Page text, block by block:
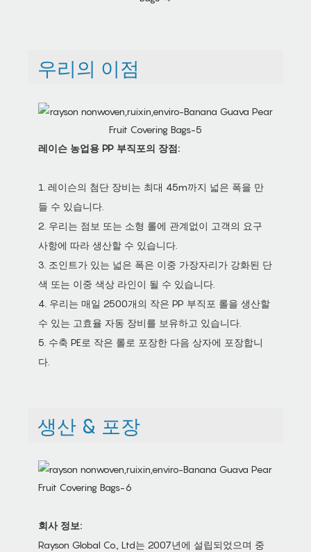
우리의 이점
레이슨 농업용 PP 부직포의 장점:
1. 레이슨의 첨단 장비는 최대 45m까지 넓은 폭을 만
들 수 있습니다.
2. 우리는 점보 또는 소형 롤에 관계없이 고객의 요구
사항에 따라 생산할 수 있습니다.
3. 조인트가 있는 넓은 폭은 이중 가장자리가 강화된 단
색 또는 이중 색상 라인이 될 수 있습니다.
4. 우리는 매일 2500개의 작은 PP 부직포 롤을 생산할
수 있는 고효율 자동 장비를 보유하고 있습니다.
5. 수축 PE로 작은 롤로 포장한 다음 상자에 포장합니
다.
생산 & 포장
회사 정보:
Rayson Global Co., Ltd는 2007년에 설립되었으며 중